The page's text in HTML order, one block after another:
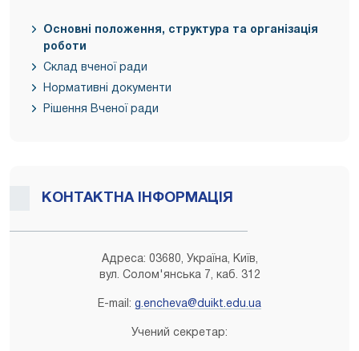
Основні положення, структура та організація
роботи
Склад вченої ради
Нормативні документи
Рішення Вченої ради
КОНТАКТНА ІНФОРМАЦІЯ
Адреса: 03680, Україна, Київ,
вул. Солом'янська 7, каб. 312
E-mail: g.encheva@duikt.edu.ua
Учений секретар: